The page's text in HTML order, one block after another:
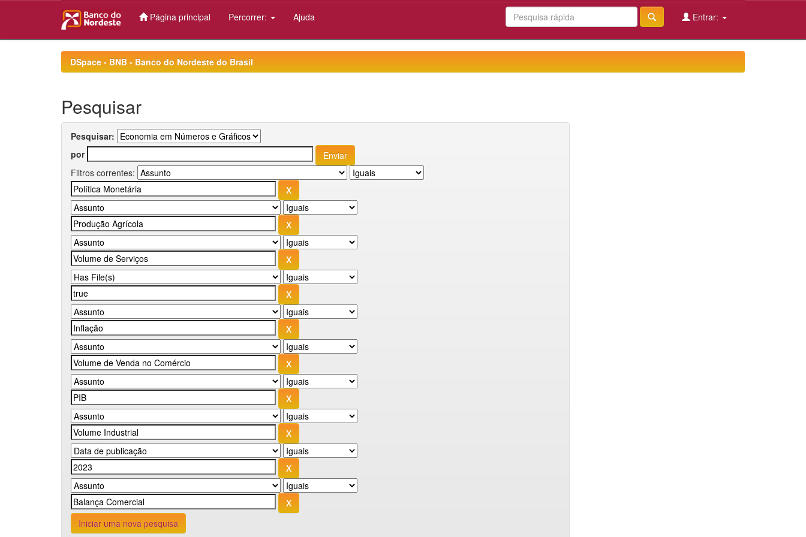
Página principal Percorrer: Ajuda Entrar:
DSpace - BNB - Banco do Nordeste do Brasil
Pesquisar
Pesquisar:
por
Filtros correntes:
Iniciar uma nova pesquisa